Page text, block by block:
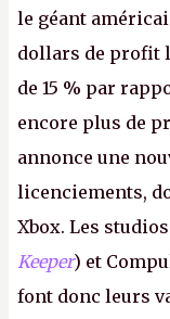
le géant
dollars de profit
de 15 % par
encore plus de
annonce une
licenciements,
Xbox. Les
Keeper) et
font donc leurs